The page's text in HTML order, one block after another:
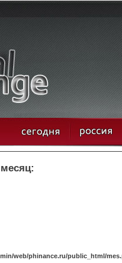
web/phinance.ru/public_html/